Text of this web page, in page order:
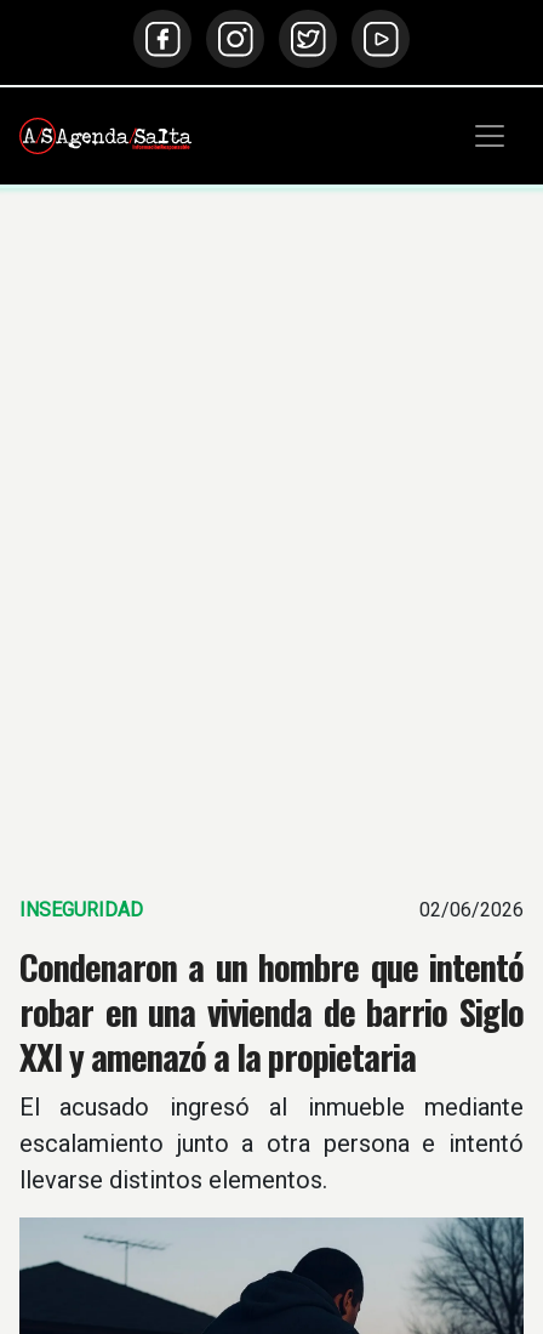
INSEGURIDAD 02/06/2026
Condenaron a un hombre que intentó
robar en una vivienda de barrio Siglo
XXI y amenazó a la propietaria
El acusado ingresó al inmueble mediante
escalamiento junto a otra persona e intentó
llevarse distintos elementos.